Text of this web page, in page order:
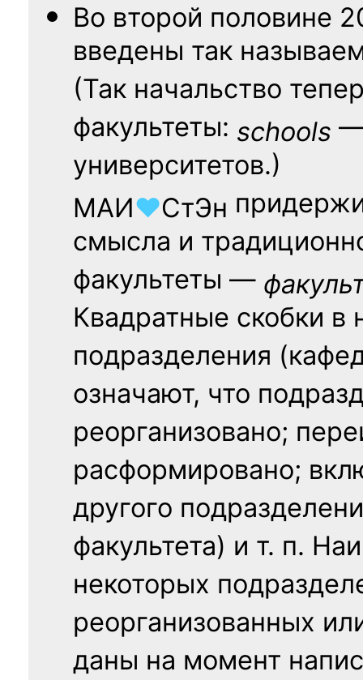
Во второй половине
введены так
(Так начальство
факультеты: schools —
университетов.)
МАИ♥СтЭн
смысла и
факультеты —
Квадратные скобки в
подразделения
означают, что
реорганизовано;
расформировано;
другого
факультета) и т. п.
некоторых
реорганизованных
даны на момент